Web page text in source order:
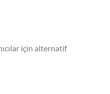
için alternatif